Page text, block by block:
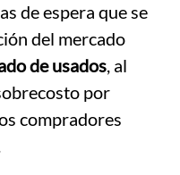
de espera que se
del mercado
de usados, al
por
compradores